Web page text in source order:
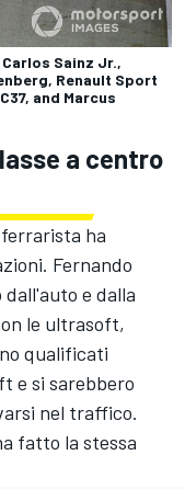
Sainz Jr.,
Renault Sport
and Marcus
a centro
ha
Fernando
e dalla
le ultrasoft,
qualificati
e si sarebbero
nel traffico.
fatto la stessa